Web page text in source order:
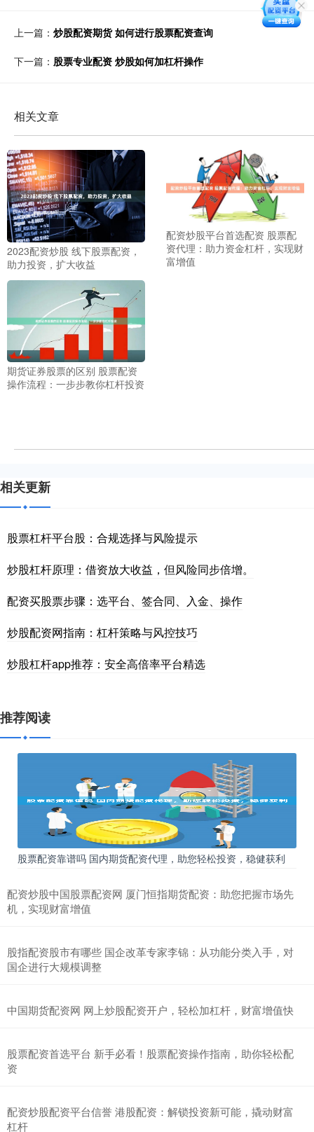
上一篇： 炒股配资期货 如何进行股票配资查询
下一篇： 股票专业配资 炒股如何加杠杆操作
相关文章
2023配资炒股 线下股票配资，
助力投资，扩大收益
配资炒股平台首选配资 股票配
资代理：助力资金杠杆，实现财
富增值
期货证券股票的区别 股票配资
操作流程：一步步教你杠杆投资
相关更新
股票杠杆平台股：合规选择与风险提示
炒股杠杆原理：借资放大收益，但风险同步倍增。
配资买股票步骤：选平台、签合同、入金、操作
炒股配资网指南：杠杆策略与风控技巧
炒股杠杆app推荐：安全高倍率平台精选
推荐阅读
股票配资靠谱吗 国内期货配资代理，助您轻松投资，稳健获利
配资炒股中国股票配资网 厦门恒指期货配资：助您把握市场先
机，实现财富增值
股指配资股市有哪些 国企改革专家李锦：从功能分类入手，对
国企进行大规模调整
中国期货配资网 网上炒股配资开户，轻松加杠杆，财富增值快
股票配资首选平台 新手必看！股票配资操作指南，助你轻松配
资
配资炒股配资平台信誉 港股配资：解锁投资新可能，撬动财富
杠杆